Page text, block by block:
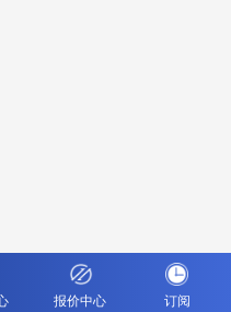
报价中心 订阅